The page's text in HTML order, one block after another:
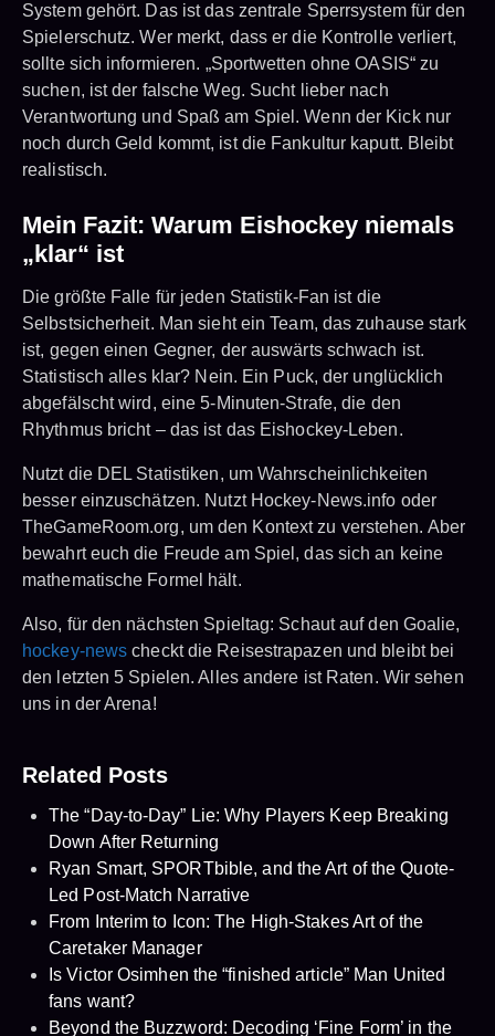
System gehört. Das ist das zentrale Sperrsystem für den
Spielerschutz. Wer merkt, dass er die Kontrolle verliert,
sollte sich informieren. „Sportwetten ohne OASIS“ zu
suchen, ist der falsche Weg. Sucht lieber nach
Verantwortung und Spaß am Spiel. Wenn der Kick nur
noch durch Geld kommt, ist die Fankultur kaputt. Bleibt
realistisch.
Mein Fazit: Warum Eishockey niemals
„klar“ ist
Die größte Falle für jeden Statistik-Fan ist die
Selbstsicherheit. Man sieht ein Team, das zuhause stark
ist, gegen einen Gegner, der auswärts schwach ist.
Statistisch alles klar? Nein. Ein Puck, der unglücklich
abgefälscht wird, eine 5-Minuten-Strafe, die den
Rhythmus bricht – das ist das Eishockey-Leben.
Nutzt die DEL Statistiken, um Wahrscheinlichkeiten
besser einzuschätzen. Nutzt Hockey-News.info oder
TheGameRoom.org, um den Kontext zu verstehen. Aber
bewahrt euch die Freude am Spiel, das sich an keine
mathematische Formel hält.
Also, für den nächsten Spieltag: Schaut auf den Goalie,
hockey-news checkt die Reisestrapazen und bleibt bei
den letzten 5 Spielen. Alles andere ist Raten. Wir sehen
uns in der Arena!
Related Posts
The “Day-to-Day” Lie: Why Players Keep Breaking
Down After Returning
Ryan Smart, SPORTbible, and the Art of the Quote-
Led Post-Match Narrative
From Interim to Icon: The High-Stakes Art of the
Caretaker Manager
Is Victor Osimhen the “finished article” Man United
fans want?
Beyond the Buzzword: Decoding ‘Fine Form’ in the